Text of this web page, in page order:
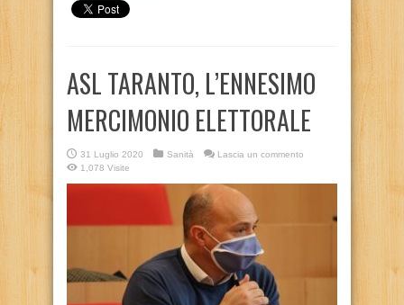
ASL TARANTO, L’ENNESIMO
MERCIMONIO ELETTORALE
31 Luglio 2020 Sanità
Lascia un commento
1,078 Visite